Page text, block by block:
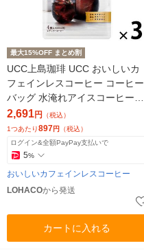
最大15%OFF まとめ割
UCC上島珈琲 UCC おいしいカ
フェインレスコーヒー コーヒー
バッグ 水淹れアイスコーヒー 1
セット（4袋分×3）
2,691円 （税込）
1つあたり897円 （税込）
ログイン&全額PayPay支払いで
5%
おいしいカフェインレスコーヒー
LOHACOから発送
カートに入れる